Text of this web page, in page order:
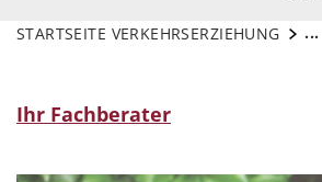
STARTSEITE VERKEHRSERZIEHUNG ...
Ihr Fachberater